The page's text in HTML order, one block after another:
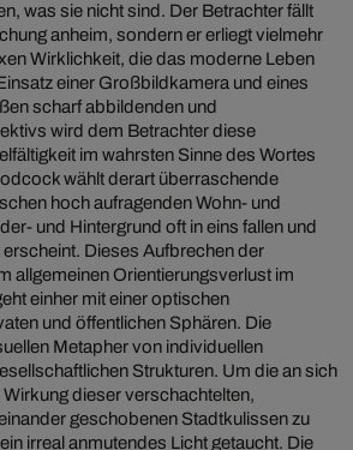
was sie nicht sind. Der Betrachter fällt
anheim, sondern er erliegt vielmehr
Wirklichkeit, die das moderne Leben
einer Großbildkamera und eines
scharf abbildenden und
wird dem Betrachter diese
im wahrsten Sinne des Wortes
wählt derart überraschende
hoch aufragenden Wohn- und
und Hintergrund oft in eins fallen und
Dieses Aufbrechen der
allgemeinen Orientierungsverlust im
einher mit einer optischen
und öffentlichen Sphären. Die
Metapher von individuellen
Strukturen. Um die an sich
dieser verschachtelten,
geschobenen Stadtkulissen zu
irreal anmutendes Licht getaucht. Die